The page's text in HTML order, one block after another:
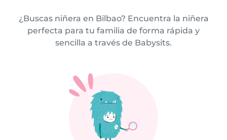
¿Buscas niñera en Bilbao? Encuentra la niñera
perfecta para tu familia de forma rápida y
sencilla a través de Babysits.